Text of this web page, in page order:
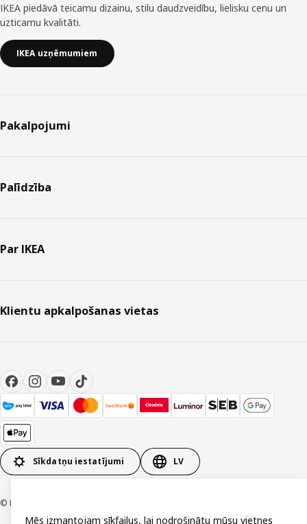
IKEA piedāvā teicamu dizainu, stilu daudzveidību, lielisku cenu un
uzticamu kvalitāti.
IKEA uzņēmumiem
Pakalpojumi
Palīdzība
Par IKEA
Klientu apkalpošanas vietas
Sīkdatņu iestatījumi LV
© Inter IKEA Systems B.V. 1999-2026
Mēs izmantojam sīkfailus, lai nodrošinātu mūsu vietnes